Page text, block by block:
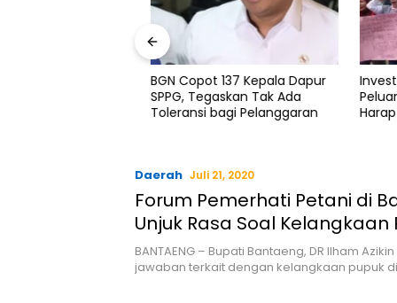
BGN Copot 137 Kepala Dapur
SPPG, Tegaskan Tak Ada
Toleransi bagi Pelanggaran
Harap
Daerah Juli 21, 2020
Forum Pemerhati Petani di
Unjuk Rasa Soal Kelangkaan
BANTAENG – Bupati Bantaeng, DR Ilham
jawaban terkait dengan kelangkaan pupuk